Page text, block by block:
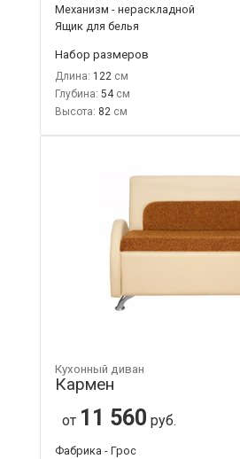
Механизм - нераскладной
Ящик для белья
Набор размеров
Длина: 122
Глубина: 54
Высота: 82
Кухонный диван
Кармен
от 11 560 руб.
Фабрика - Грос